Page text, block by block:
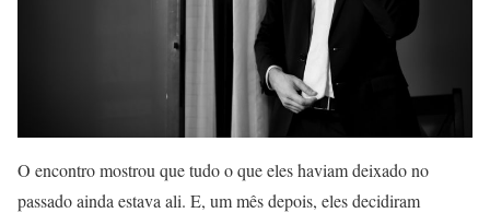
O encontro mostrou que tudo o que eles haviam deixado no
passado ainda estava ali. E, um mês depois, eles decidiram